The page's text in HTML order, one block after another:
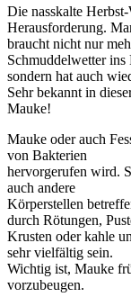
Die nasskalte
Herausforderung.
braucht nicht nur
Schmuddelwetter ins
sondern hat auch
Sehr bekannt in
Mauke!
Mauke oder auch
von Bakterien
hervorgerufen wird.
auch andere
Körperstellen
durch Rötungen,
Krusten oder kahle
sehr vielfältig sein.
Wichtig ist, Mauke
vorzubeugen.